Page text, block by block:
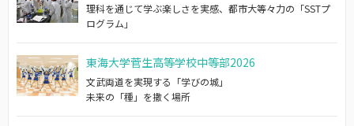
理科を通じて学ぶ楽しさを実感、都市大等々力の「SSTプ
ログラム」
東海大学菅生高等学校中等部2026
文武両道を実現する「学びの城」
未来の「種」を撒く場所